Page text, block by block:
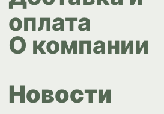
Design...ed
Design by
+7 343 264
51 17© ИПС «Сведловская» 2023